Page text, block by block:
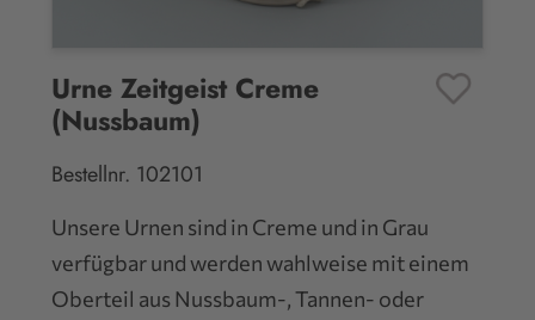
Urne Zeitgeist Creme
(Nussbaum)
Favoriten
Bestellnr. 102101
Unsere Urnen sind in Creme und in Grau
verfügbar und werden wahlweise mit einem
Oberteil aus Nussbaum-, Tannen- oder